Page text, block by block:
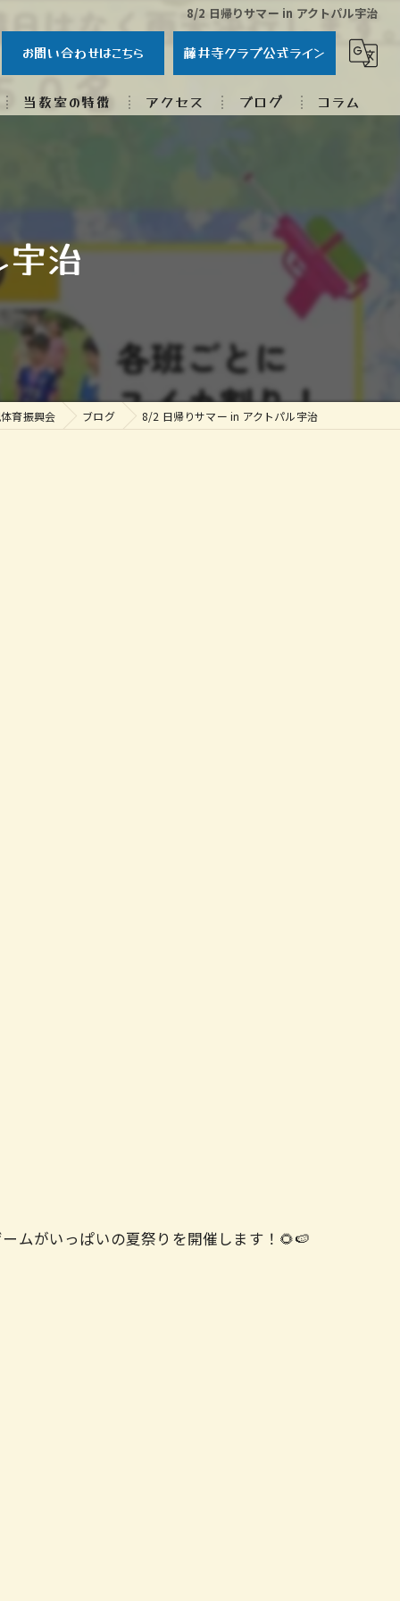
8/2 日帰りサマー in アクトパル宇治
お問い合わせはこちら 藤井寺クラブ公式ライン
当教室の特徴
スポーツクラブ
習い事
研修
アクセス ブログ コラム
宇治
育振興会 ブログ 8/2 日帰りサマー in アクトパル宇治
ムがいっぱいの夏祭りを開催します！🌻🍉